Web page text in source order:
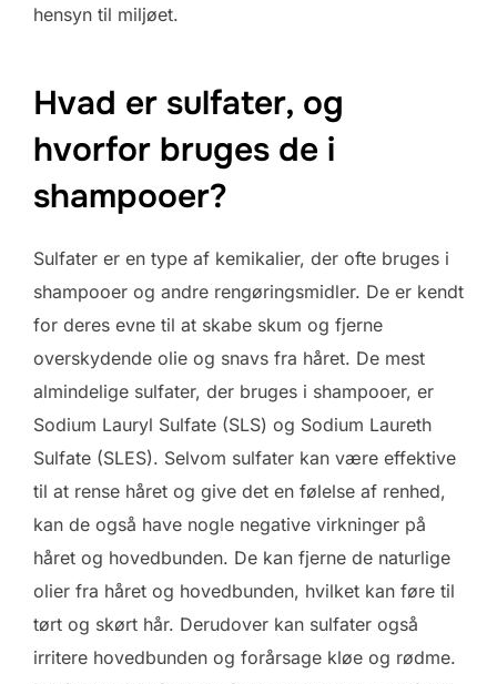
hensyn til miljøet.
Hvad er sulfater, og
hvorfor bruges de i
shampooer?
Sulfater er en type af kemikalier, der ofte bruges i
shampooer og andre rengøringsmidler. De er kendt
for deres evne til at skabe skum og fjerne
overskydende olie og snavs fra håret. De mest
almindelige sulfater, der bruges i shampooer, er
Sodium Lauryl Sulfate (SLS) og Sodium Laureth
Sulfate (SLES). Selvom sulfater kan være effektive
til at rense håret og give det en følelse af renhed,
kan de også have nogle negative virkninger på
håret og hovedbunden. De kan fjerne de naturlige
olier fra håret og hovedbunden, hvilket kan føre til
tørt og skørt hår. Derudover kan sulfater også
irritere hovedbunden og forårsage kløe og rødme.